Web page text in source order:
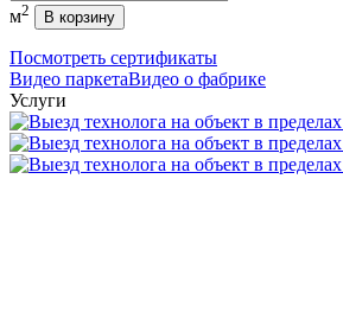
м2 В корзину
Посмотреть сертификаты
Видео паркетаВидео о фабрике
Услуги